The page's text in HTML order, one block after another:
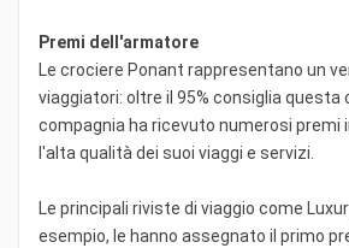
Premi dell'armatore
Le crociere Ponant rappresentano un
viaggiatori: oltre il 95% consiglia questa
compagnia ha ricevuto numerosi premi
l'alta qualità dei suoi viaggi e servizi.
Le principali riviste di viaggio come
esempio, le hanno assegnato il primo